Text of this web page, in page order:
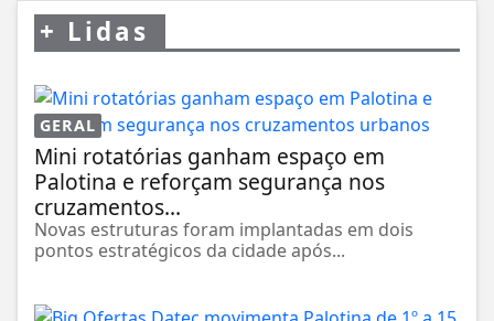
+ Lidas
GERAL
Mini rotatórias ganham espaço em
Palotina e reforçam segurança nos
cruzamentos...
Novas estruturas foram implantadas em dois
pontos estratégicos da cidade após...